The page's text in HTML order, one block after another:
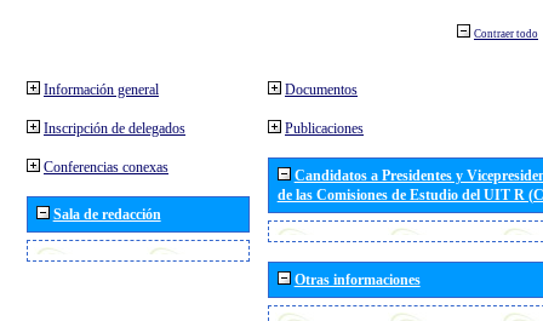
Contraer todo
Información general
Inscripción de delegados
Conferencias conexas
Sala de redacción
Documentos
Publicaciones
Candidatos a Presidentes y
de las Comisiones de Estudio del UIT R
Otras informaciones